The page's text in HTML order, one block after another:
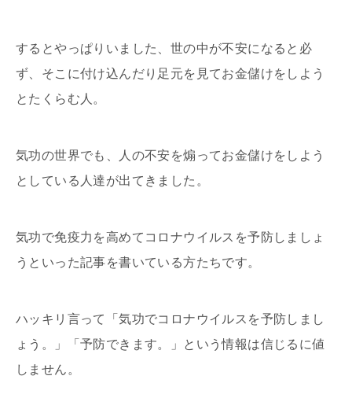
するとやっぱりいました、世の中が不安になると必
ず、そこに付け込んだり足元を見てお金儲けをしよう
とたくらむ人。
気功の世界でも、人の不安を煽ってお金儲けをしよう
としている人達が出てきました。
気功で免疫力を高めてコロナウイルスを予防しましょ
うといった記事を書いている方たちです。
ハッキリ言って「気功でコロナウイルスを予防しまし
ょう。」「予防できます。」という情報は信じるに値
しません。